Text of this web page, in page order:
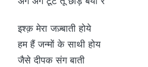
इश्क़ मेरा जज़्बाती होये
हम हैं जन्मों के साथी होय
जैसे दीपक संग बाती